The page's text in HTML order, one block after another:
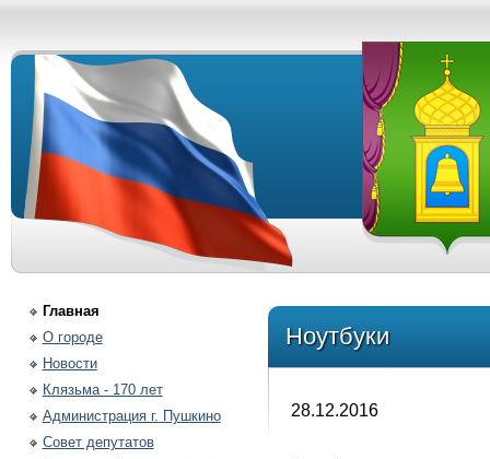
Главная
О городе
Новости
Клязьма - 170 лет
Администрация г. Пушкино
Совет депутатов
Ноутбуки
28.12.2016